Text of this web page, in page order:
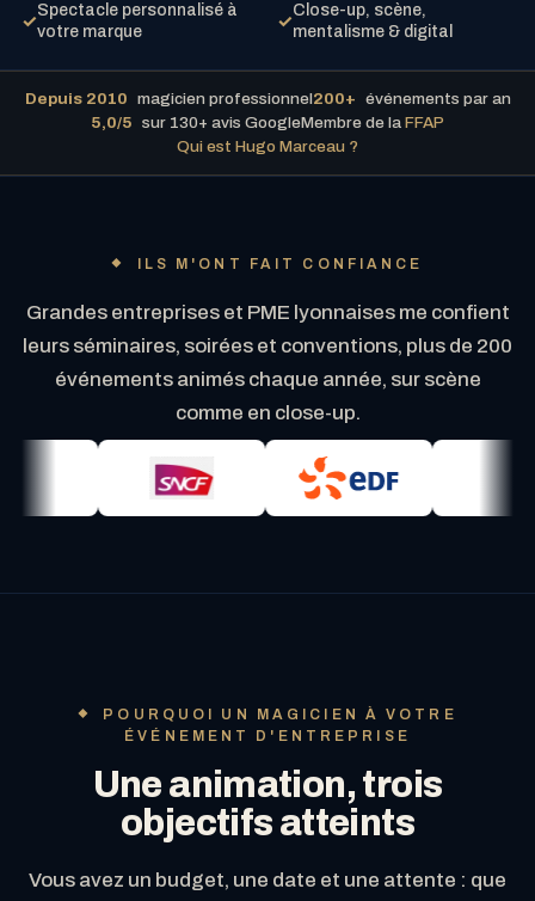
✓
Spectacle personnalisé à
votre marque
✓
Close-up, scène,
mentalisme & digital
Depuis 2010 magicien professionnel200+ événements par an
5,0/5 sur 130+ avis GoogleMembre de la FFAP
Qui est Hugo Marceau ?
ILS M'ONT FAIT CONFIANCE
Grandes entreprises et PME lyonnaises me confient
leurs séminaires, soirées et conventions, plus de 200
événements animés chaque année, sur scène
comme en close-up.
POURQUOI UN MAGICIEN À VOTRE
ÉVÉNEMENT D'ENTREPRISE
Une animation, trois
objectifs atteints
Vous avez un budget, une date et une attente : que